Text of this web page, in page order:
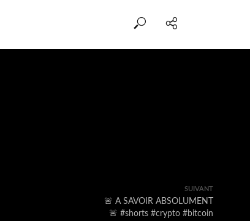
SUIVANT
🚨 A SAVOIR ABSOLUMENT
🚨 #shorts #crypto #bitcoin